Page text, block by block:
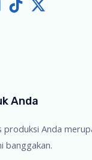
Anda
produksi Anda
banggakan.